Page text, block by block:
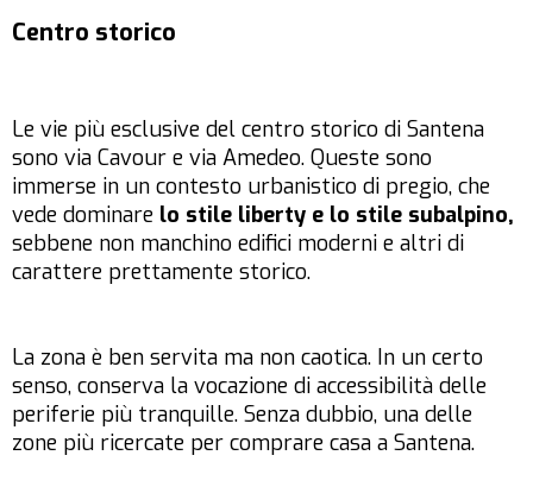
Centro storico
Le vie più esclusive del centro storico di Santena
sono via Cavour e via Amedeo. Queste sono
immerse in un contesto urbanistico di pregio, che
vede dominare lo stile liberty e lo stile subalpino,
sebbene non manchino edifici moderni e altri di
carattere prettamente storico.
La zona è ben servita ma non caotica. In un certo
senso, conserva la vocazione di accessibilità delle
periferie più tranquille. Senza dubbio, una delle
zone più ricercate per comprare casa a Santena.